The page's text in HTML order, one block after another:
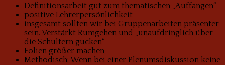
Definitionsarbeit gut zum thematischen „Auffangen“
positive Lehrerpersönlichkeit
insgesamt sollten wir bei Gruppenarbeiten präsenter
sein. Verstärkt Rumgehen und „unaufdringlich über
die Schultern gucken“
Folien größer machen
Methodisch: Wenn bei einer Plenumsdiskussion keine